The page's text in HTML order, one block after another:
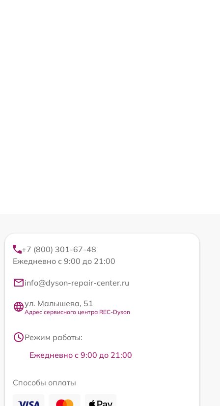
+7 (800) 301-67-48
Ежедневно с 9:00 до 21:00
info@dyson-repair-center.ru
ул. Малышева, 51
Адрес сервисного центра REC-Dyson
Режим работы:
Ежедневно с 9:00 до 21:00
Способы оплаты